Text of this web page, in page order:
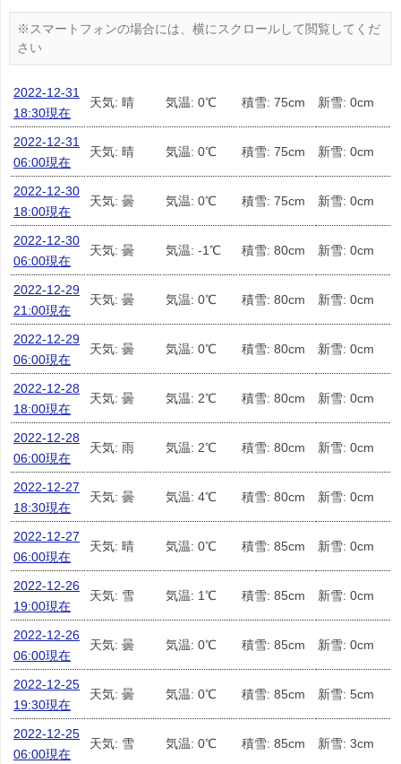
2022-12-31
18:30現在
天気: 晴 気温: 0℃ 積雪: 75cm 新雪: 0cm
2022-12-31
06:00現在
天気: 晴 気温: 0℃ 積雪: 75cm 新雪: 0cm
2022-12-30
18:00現在
天気: 曇 気温: 0℃ 積雪: 75cm 新雪: 0cm
2022-12-30
06:00現在
天気: 曇 気温: -1℃ 積雪: 80cm 新雪: 0cm
2022-12-29
21:00現在
天気: 曇 気温: 0℃ 積雪: 80cm 新雪: 0cm
2022-12-29
06:00現在
天気: 曇 気温: 0℃ 積雪: 80cm 新雪: 0cm
2022-12-28
18:00現在
天気: 曇 気温: 2℃ 積雪: 80cm 新雪: 0cm
2022-12-28
06:00現在
天気: 雨 気温: 2℃ 積雪: 80cm 新雪: 0cm
2022-12-27
18:30現在
天気: 曇 気温: 4℃ 積雪: 80cm 新雪: 0cm
2022-12-27
06:00現在
天気: 晴 気温: 0℃ 積雪: 85cm 新雪: 0cm
2022-12-26
19:00現在
天気: 雪 気温: 1℃ 積雪: 85cm 新雪: 0cm
2022-12-26
06:00現在
天気: 曇 気温: 0℃ 積雪: 85cm 新雪: 0cm
2022-12-25
19:30現在
天気: 曇 気温: 0℃ 積雪: 85cm 新雪: 5cm
2022-12-25
06:00現在
天気: 雪 気温: 0℃ 積雪: 85cm 新雪: 3cm